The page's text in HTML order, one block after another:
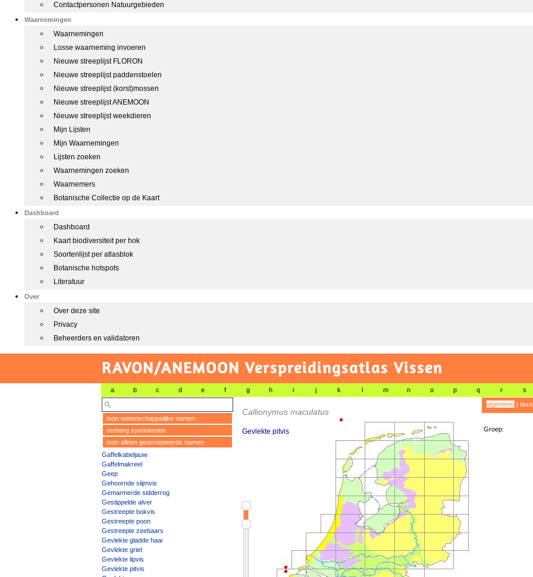
Contactpersonen Natuurgebieden
Waarnemingen
Waarnemingen
Losse waarneming invoeren
Nieuwe streeplijst FLORON
Nieuwe streeplijst paddenstoelen
Nieuwe streeplijst (korst)mossen
Nieuwe streeplijst ANEMOON
Nieuwe streeplijst weekdieren
Mijn Lijsten
Mijn Waarnemingen
Lijsten zoeken
Waarnemingen zoeken
Waarnemers
Botanische Collectie op de Kaart
Dashboard
Dashboard
Kaart biodiversiteit per hok
Soortenlijst per atlasblok
Botanische hotspots
Literatuur
Over
Over deze site
Privacy
Beheerders en validatoren
RAVON/ANEMOON Verspreidingsatlas Vissen
a b c d e f g h i j k l m n o p q r s
toon wetenschappelijke namen
verberg synoniemen
toon alleen geaccepteerde namen
Gaffelkabeljauw
Gaffelmakreel
Geep
Gehoornde slijmvis
Gemarmerde sidderrog
Gestippelde alver
Gestreepte bokvis
Gestreepte poon
Gestreepte zeebaars
Gevlekte gladde haai
Gevlekte griet
Gevlekte lipvis
Gevlekte pitvis
Callionymus maculatus
Gevlekte pitvis
algemeen|
Groep: